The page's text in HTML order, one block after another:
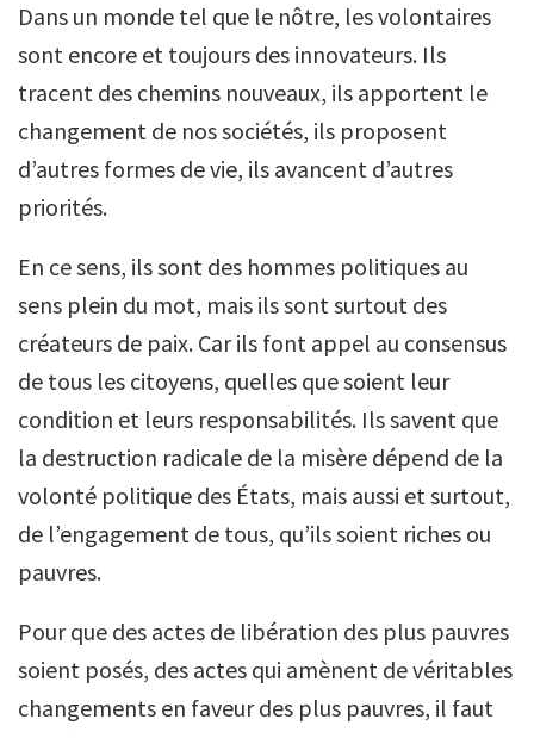
Dans un monde tel que le nôtre, les volontaires
sont encore et toujours des innovateurs. Ils
tracent des chemins nouveaux, ils apportent le
changement de nos sociétés, ils proposent
d’autres formes de vie, ils avancent d’autres
priorités.
En ce sens, ils sont des hommes politiques au
sens plein du mot, mais ils sont surtout des
créateurs de paix. Car ils font appel au consensus
de tous les citoyens, quelles que soient leur
condition et leurs responsabilités. Ils savent que
la destruction radicale de la misère dépend de la
volonté politique des États, mais aussi et surtout,
de l’engagement de tous, qu’ils soient riches ou
pauvres.
Pour que des actes de libération des plus pauvres
soient posés, des actes qui amènent de véritables
changements en faveur des plus pauvres, il faut